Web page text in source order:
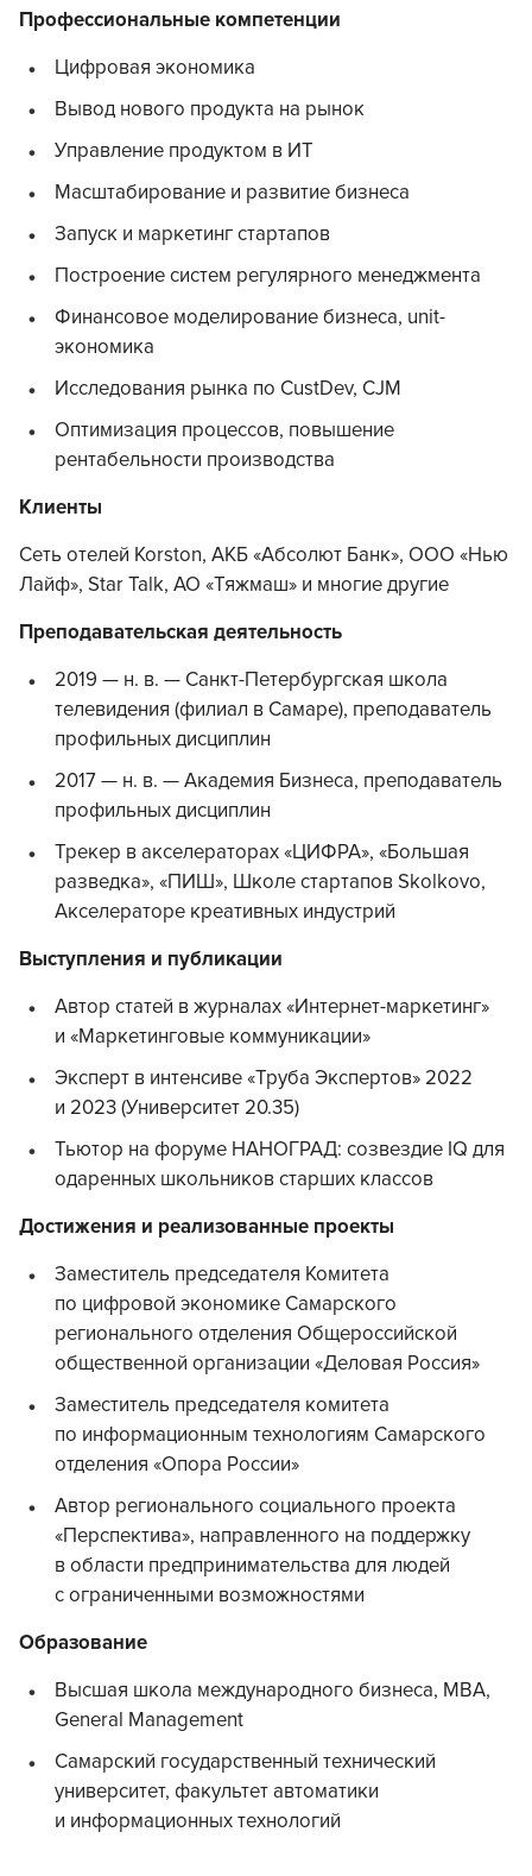
Профессиональные компетенции
Цифровая экономика
Вывод нового продукта на рынок
Управление продуктом в ИТ
Масштабирование и развитие бизнеса
Запуск и маркетинг стартапов
Построение систем регулярного менеджмента
Финансовое моделирование бизнеса, unit-
экономика
Исследования рынка по CustDev, CJM
Оптимизация процессов, повышение
рентабельности производства
Клиенты
Сеть отелей Korston, АКБ «Абсолют Банк», ООО «Нью
Лайф», Star Talk, АО «Тяжмаш» и многие другие
Преподавательская деятельность
2019 — н. в. — Санкт-Петербургская школа
телевидения (филиал в Самаре), преподаватель
профильных дисциплин
2017 — н. в. — Академия Бизнеса, преподаватель
профильных дисциплин
Трекер в акселераторах «ЦИФРА», «Большая
разведка», «ПИШ», Школе стартапов Skolkovo,
Акселераторе креативных индустрий
Выступления и публикации
Автор статей в журналах «Интернет-маркетинг»
и «Маркетинговые коммуникации»
Эксперт в интенсиве «Труба Экспертов» 2022
и 2023 (Университет 20.35)
Тьютор на форуме НАНОГРАД: созвездие IQ для
одаренных школьников старших классов
Достижения и реализованные проекты
Заместитель председателя Комитета
по цифровой экономике Самарского
регионального отделения Общероссийской
общественной организации «Деловая Россия»
Заместитель председателя комитета
по информационным технологиям Самарского
отделения «Опора России»
Автор регионального социального проекта
«Перспектива», направленного на поддержку
в области предпринимательства для людей
с ограниченными возможностями
Образование
Высшая школа международного бизнеса, MBA,
General Management
Самарский государственный технический
университет, факультет автоматики
и информационных технологий